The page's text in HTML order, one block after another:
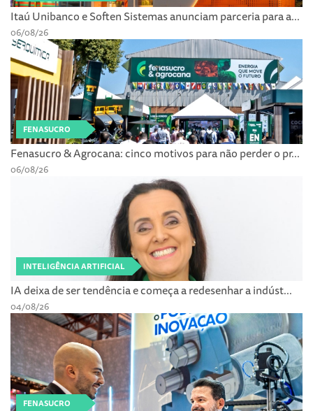
Itaú Unibanco e Soften Sistemas anunciam parceria para a...
06/08/26
FENASUCRO
Fenasucro & Agrocana: cinco motivos para não perder o pr...
06/08/26
INTELIGÊNCIA ARTIFICIAL
IA deixa de ser tendência e começa a redesenhar a indúst...
04/08/26
FENASUCRO